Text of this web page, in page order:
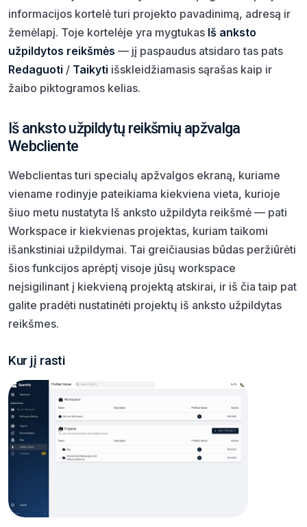
informacijos kortelė turi projekto pavadinimą, adresą ir
žemėlapį. Toje kortelėje yra mygtukas Iš anksto
užpildytos reikšmės — jį paspaudus atsidaro tas pats
Redaguoti / Taikyti išskleidžiamasis sąrašas kaip ir
žaibo piktogramos kelias.
Iš anksto užpildytų reikšmių apžvalga
Webcliente
Webclientas turi specialų apžvalgos ekraną, kuriame
viename rodinyje pateikiama kiekviena vieta, kurioje
šiuo metu nustatyta Iš anksto užpildyta reikšmė — pati
Workspace ir kiekvienas projektas, kuriam taikomi
išankstiniai užpildymai. Tai greičiausias būdas peržiūrėti
šios funkcijos aprėptį visoje jūsų workspace
neįsigilinant į kiekvieną projektą atskirai, ir iš čia taip pat
galite pradėti nustatinėti projektų iš anksto užpildytas
reikšmes.
Kur jį rasti